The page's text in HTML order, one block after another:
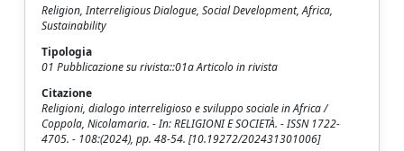
Religion, Interreligious Dialogue, Social Development, Africa,
Sustainability
Tipologia
01 Pubblicazione su rivista::01a Articolo in rivista
Citazione
Religioni, dialogo interreligioso e sviluppo sociale in Africa /
Coppola, Nicolamaria. - In: RELIGIONI E SOCIETÀ. - ISSN 1722-
4705. - 108:(2024), pp. 48-54. [10.19272/202431301006]